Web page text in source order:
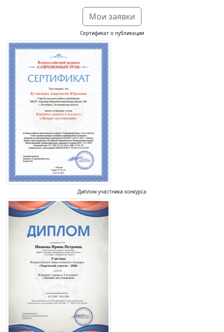
Мои заявки
Сертификат о публикации
Диплом участника конкурса